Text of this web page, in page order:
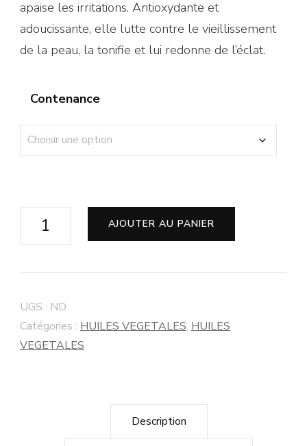
apaise les irritations. Antioxydante et
adoucissante, elle lutte contre le vieillissement
de la peau, la tonifie et lui redonne de l’éclat.
Contenance
AJOUTER AU PANIER
UGS : ND
Catégories : HUILES VEGETALES, HUILES
VEGETALES
Description